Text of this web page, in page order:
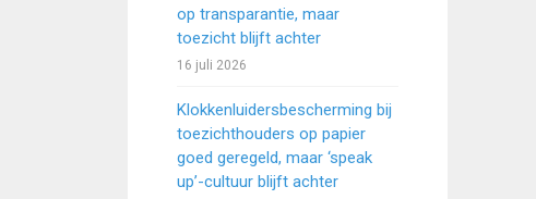
op transparantie, maar
toezicht blijft achter
16 juli 2026
Klokkenluidersbescherming bij
toezichthouders op papier
goed geregeld, maar ‘speak
up’-cultuur blijft achter